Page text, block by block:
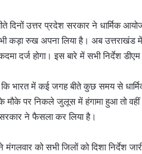
दिनों उत्तर प्रदेश सरकार ने धार्मिक
कड़ा रुख अपना लिया है। अब उत्तराखंड
दर्ज होगा। इस बारे में सभी निर्देश
भारत में कई जगह बीते कुछ समय से
मौके पर निकले जुलूस में हंगामा हुआ तो
ने फैसला कर लिया है।
मंगलवार को सभी जिलों को दिशा निर्देश